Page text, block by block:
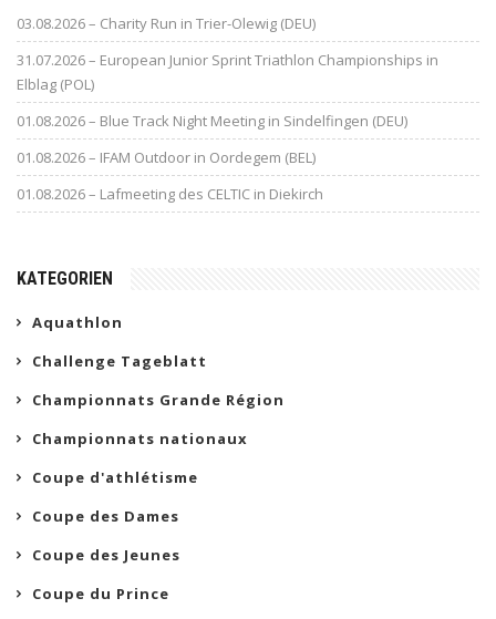
03.08.2026 – Charity Run in Trier-Olewig (DEU)
31.07.2026 – European Junior Sprint Triathlon Championships in
Elblag (POL)
01.08.2026 – Blue Track Night Meeting in Sindelfingen (DEU)
01.08.2026 – IFAM Outdoor in Oordegem (BEL)
01.08.2026 – Lafmeeting des CELTIC in Diekirch
KATEGORIEN
Aquathlon
Challenge Tageblatt
Championnats Grande Région
Championnats nationaux
Coupe d'athlétisme
Coupe des Dames
Coupe des Jeunes
Coupe du Prince